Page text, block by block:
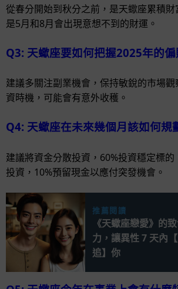
從春分開始到秋分之前，是天蠍座累積
是5月和8月會出現意想不到的財運。
Q3: 天蠍座要如何把握2025年的偏
建議多關注副業機會，保持敏銳的市場
資時機，可能會有意外收穫。
Q4: 天蠍座在未來幾個月該如何規
建議將資金分散投資，60%投資穩定標的
投資，10%預留現金以應付突發機會。
推薦閱讀
《天蠍座戀愛》的致
力，讓異性 7 天內
追】你